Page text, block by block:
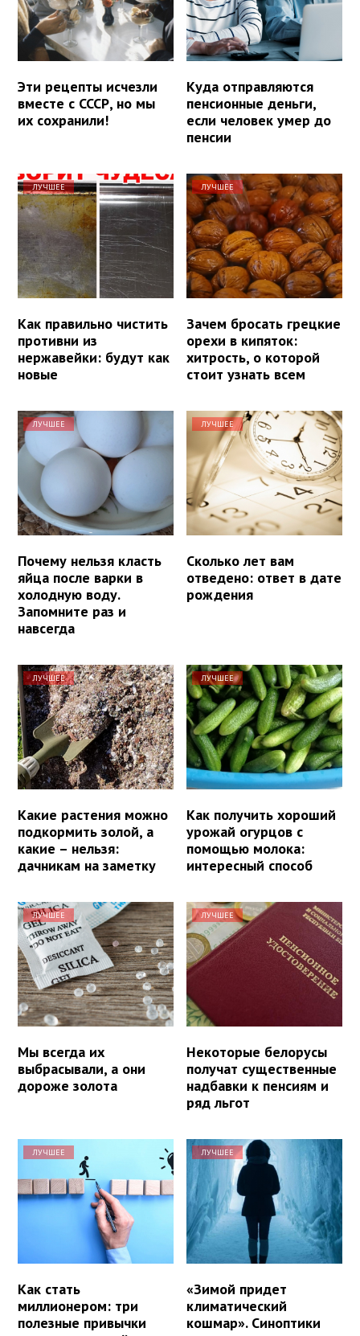
Эти рецепты исчезли
вместе с СССР, но мы
их сохранили!
Куда отправляются
пенсионные деньги,
если человек умер до
пенсии
ЛУЧШЕЕ
Как правильно чистить
противни из
нержавейки: будут как
новые
ЛУЧШЕЕ
Зачем бросать грецкие
орехи в кипяток:
хитрость, о которой
стоит узнать всем
ЛУЧШЕЕ
Почему нельзя класть
яйца после варки в
холодную воду.
Запомните раз и
навсегда
ЛУЧШЕЕ
Сколько лет вам
отведено: ответ в дате
рождения
ЛУЧШЕЕ
Какие растения можно
подкормить золой, а
какие – нельзя:
дачникам на заметку
ЛУЧШЕЕ
Как получить хороший
урожай огурцов с
помощью молока:
интересный способ
ЛУЧШЕЕ
Мы всегда их
выбрасывали, а они
дороже золота
ЛУЧШЕЕ
Некоторые белорусы
получат существенные
надбавки к пенсиям и
ряд льгот
ЛУЧШЕЕ
Как стать
миллионером: три
полезные привычки
ЛУЧШЕЕ
«Зимой придет
климатический
кошмар». Синоптики